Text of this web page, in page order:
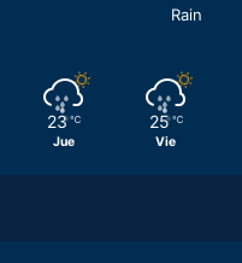
Rain
23 ℃
Jue
25 ℃
Vie